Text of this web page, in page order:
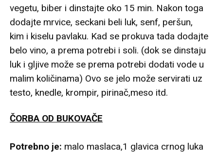
vegetu, biber i dinstajte oko 15 min. Nakon toga
dodajte mrvice, seckani beli luk, senf, peršun,
kim i kiselu pavlaku. Kad se prokuva tada dodajte
belo vino, a prema potrebi i soli. (dok se dinstaju
luk i gljive može se prema potrebi dodati vode u
malim količinama) Ovo se jelo može servirati uz
testo, knedle, krompir, pirinač,meso itd.
ČORBA OD BUKOVAČE
Potrebno je: malo maslaca,1 glavica crnog luka